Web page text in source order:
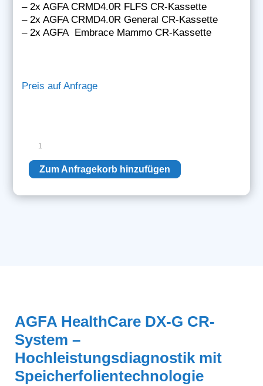
– 2x AGFA CRMD4.0R FLFS CR-Kassette
– 2x AGFA CRMD4.0R General CR-Kassette
– 2x AGFA Embrace Mammo CR-Kassette
Preis auf Anfrage
HealthCare
DX-
G
Zum Anfragekorb hinzufügen
AGFA HealthCare DX-G CR-
System –
Hochleistungsdiagnostik mit
Speicherfolientechnologie